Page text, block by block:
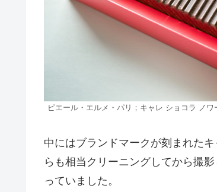
ピエール・エルメ・パリ；キャレ ショコラ ノワ
中にはブランドマークが刻まれた
らも相当クリーニングしてから撮
っていました。